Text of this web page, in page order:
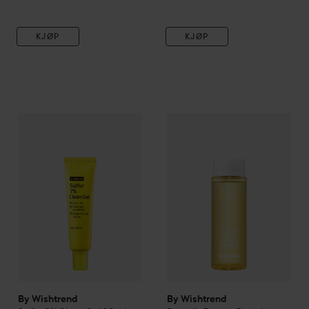
KJØP KJØP
By Wishtrend By Wishtrend